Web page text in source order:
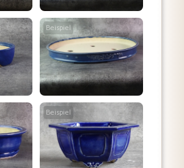
Beispiel
Beispiel